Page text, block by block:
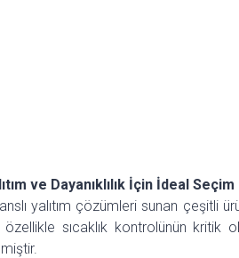
ve Dayanıklılık İçin İdeal Seçim
yalıtım çözümleri sunan çeşitli
sıcaklık kontrolünün kritik